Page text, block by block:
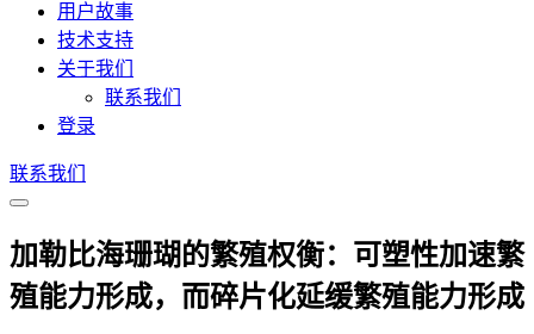
用户故事
技术支持
关于我们
联系我们
登录
联系我们
加勒比海珊瑚的繁殖权衡：可塑性加速繁
殖能力形成，而碎片化延缓繁殖能力形成